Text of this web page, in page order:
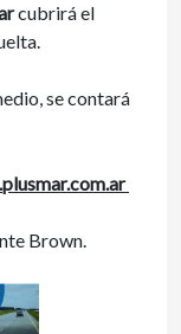
cubrirá el
se contará
Brown.